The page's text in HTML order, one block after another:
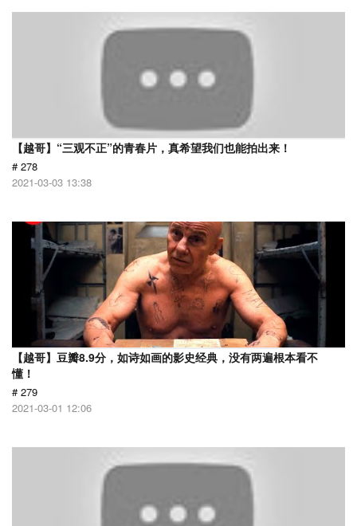
【越哥】“三观不正”的青春片，真希望我们也能拍出来！
# 278
2021-03-03 13:38
【越哥】豆瓣8.9分，如诗如画的影史经典，没有两遍根本看不
懂！
# 279
2021-03-01 12:06